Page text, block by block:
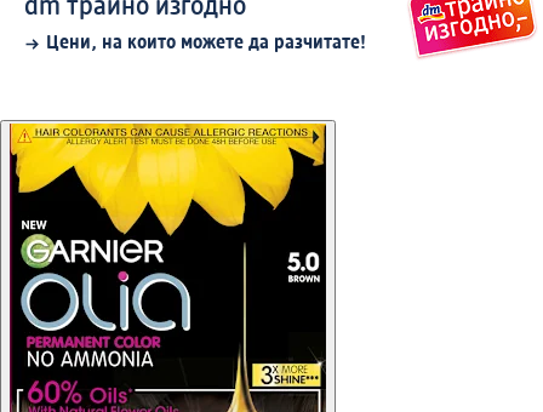
dm трайно изгодно
Цени, на които можете да разчитате!